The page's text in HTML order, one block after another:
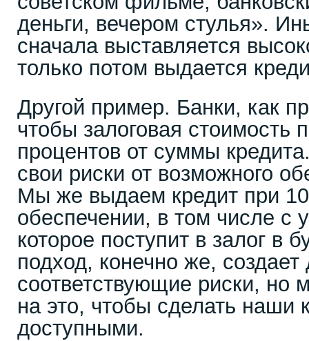
деньги, вечером стулья».
сначала выставляется
только потом выдается
Другой пример. Банки, как
чтобы залоговая стоимость
процентов от суммы
свои риски от возможного
Мы же выдаем кредит при
обеспечении, в том числе с
которое поступит в залог в
подход, конечно же, создает
соответствующие риски, но
на это, чтобы сделать наши
доступными.